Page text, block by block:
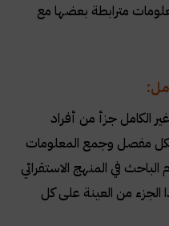
مترابطة بعضها مع
:
الكامل جزأ من أفراد
مفصل وجمع المعلومات
في المنهج الاستقرائي
الجزء من العينة على كل